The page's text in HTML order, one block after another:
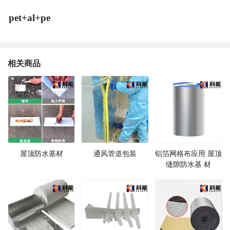
pet+al+pe
相关商品
屋顶防水基材 通风管道包装
铝箔网格布应用 屋顶
缝隙防水基 材